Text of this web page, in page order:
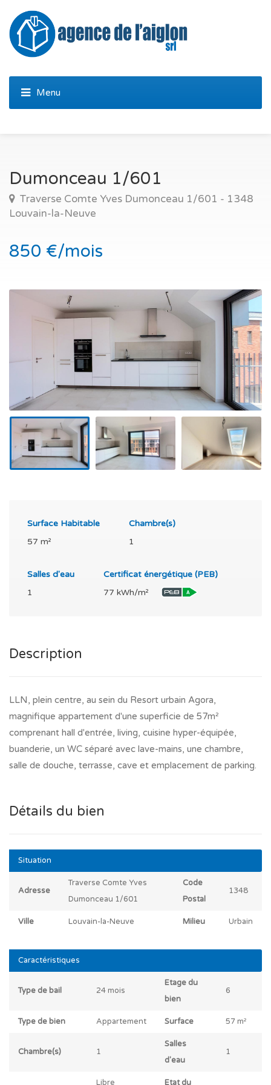
Dumonceau 1/601
Traverse Comte Yves Dumonceau 1/601 - 1348
Louvain-la-Neuve
850 €/mois
Surface Habitable
57 m²
Chambre(s)
1
Salles d'eau
1
Certificat énergétique (PEB)
77 kWh/m²
Description
LLN, plein centre, au sein du Resort urbain Agora,
magnifique appartement d'une superficie de 57m²
comprenant hall d'entrée, living, cuisine hyper-équipée,
buanderie, un WC séparé avec lave-mains, une chambre,
salle de douche, terrasse, cave et emplacement de parking.
Détails du bien
Situation
Adresse
Traverse Comte Yves
Dumonceau 1/601
Code
Postal
1348
Ville Louvain-la-Neuve Milieu Urbain
Caractéristiques
Type de bail 24 mois
Etage du
bien
6
Type de bien Appartement Surface 57 m²
Chambre(s) 1
Salles
d'eau
1
Libre Etat du